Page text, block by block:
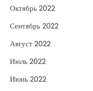
Октябрь 2022
Сентябрь 2022
Август 2022
Июль 2022
Июнь 2022